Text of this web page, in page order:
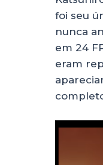
foi seu
nunca
em 24
eram